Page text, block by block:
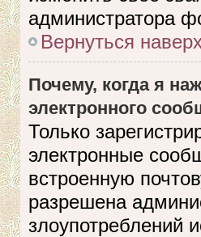
администратора
Вернуться
Почему, когда я
электронного
Только
электронные
встроенную
разрешена
злоупотреблений